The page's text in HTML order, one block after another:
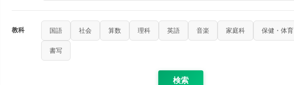
教科 国語 社会 算数 理科 英語 音楽 家庭科 保健・体育
書写
検索